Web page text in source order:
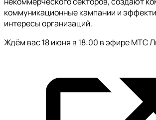
коммуникационные кампании и
интересы организаций.
Ждём вас 18 июня в 18:00 в эфире МТС